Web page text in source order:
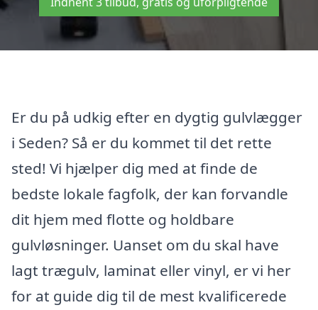
Er du på udkig efter en dygtig gulvlægger
i Seden? Så er du kommet til det rette
sted! Vi hjælper dig med at finde de
bedste lokale fagfolk, der kan forvandle
dit hjem med flotte og holdbare
gulvløsninger. Uanset om du skal have
lagt trægulv, laminat eller vinyl, er vi her
for at guide dig til de mest kvalificerede